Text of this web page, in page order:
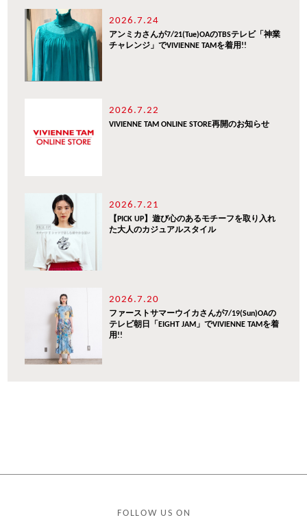
2026.7.24
アンミカさんが7/21(Tue)OAのTBSテレビ「神業
チャレンジ」でVIVIENNE TAMを着用!!
2026.7.22
VIVIENNE TAM ONLINE STORE再開のお知らせ
2026.7.21
【PICK UP】遊び心のあるモチーフを取り入れ
た大人のカジュアルスタイル
2026.7.20
ファーストサマーウイカさんが7/19(Sun)OAの
テレビ朝日「EIGHT JAM」でVIVIENNE TAMを着
用!!
FOLLOW US ON